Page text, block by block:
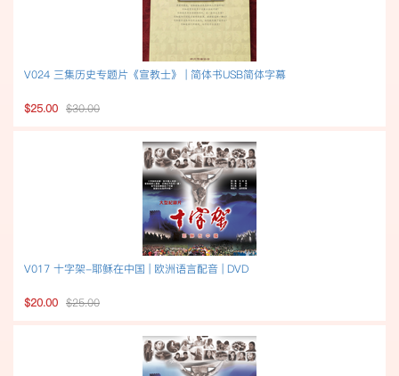
V024 三集历史专题片《宣教士》 | 简体书USB简体字幕
$25.00 $30.00
V017 十字架-耶稣在中国 | 欧洲语言配音 | DVD
$20.00 $25.00